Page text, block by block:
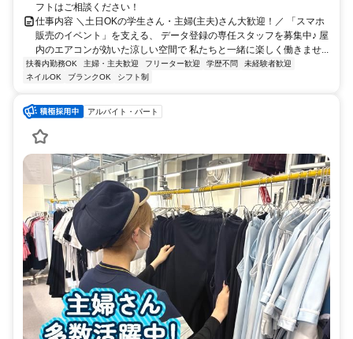
フトはご相談ください！
仕事内容 ＼土日OKの学生さん・主婦(主夫)さん大歓迎！／ 「スマホ
販売のイベント」を支える、 データ登録の専任スタッフを募集中♪ 屋
内のエアコンが効いた涼しい空間で 私たちと一緒に楽しく働きませ...
扶養内勤務OK 主婦・主夫歓迎 フリーター歓迎 学歴不問
未経験者歓迎
ネイルOK
ブランクOK シフト制
アルバイト・パート